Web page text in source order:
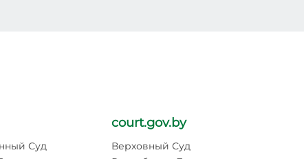
Суд
court.gov.by
Верховный Суд